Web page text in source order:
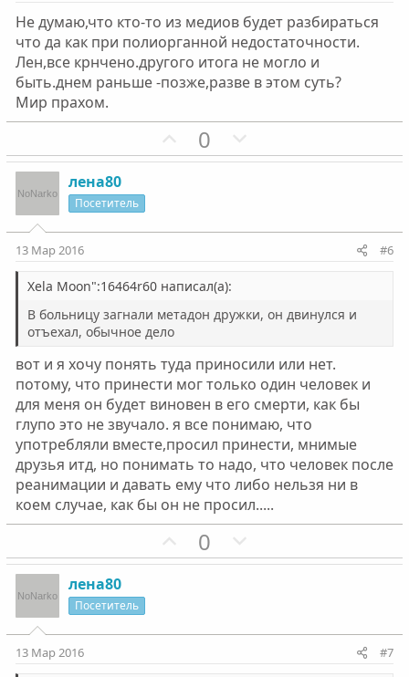
н
ы
й
г
о
о
н
ы
й
г
о
о
Не думаю,что кто-то из медиов будет разбираться
что да как при полиорганной недостаточности.
Лен,все крнчено.другого итога не могло и
быть.днем раньше -позже,разве в этом суть?
Мир прахом.
П
о
т
н
ы
г
о
л
о
с
0
е
т
ы
г
о
л
о
с
лена80
Посетитель
13 Мар 2016 #6
Xela Moon":16464r60 написал(а):
В больницу загнали метадон дружки, он двинулся и
отъехал, обычное дело
вот и я хочу понять туда приносили или нет.
потому, что принести мог только один человек и
для меня он будет виновен в его смерти, как бы
глупо это не звучало. я все понимаю, что
употребляли вместе,просил принести, мнимые
друзья итд, но понимать то надо, что человек после
реанимации и давать ему что либо нельзя ни в
коем случае, как бы он не просил.....
П
о
т
0
е
т
лена80
Посетитель
13 Мар 2016 #7